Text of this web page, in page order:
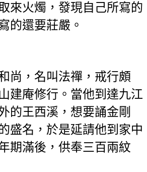
來火燭，發現自己所寫的
的還要莊嚴。
尚，名叫法禪，戒行頗
建庵修行。當他到達九江
的王西溪，想要誦金剛
盛名，於是延請他到家中
期滿後，供奉三百兩紋